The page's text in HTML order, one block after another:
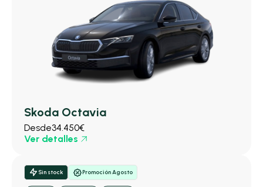
Skoda Octavia
Desde34.450€
Ver detalles
Sin stock Promoción Agosto